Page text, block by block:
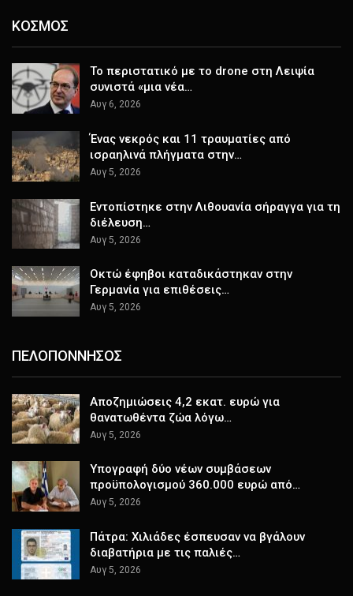
ΚΟΣΜΟΣ
Το περιστατικό με το drone στη Λειψία
συνιστά «μια νέα…
Αυγ 6, 2026
Ένας νεκρός και 11 τραυματίες από
ισραηλινά πλήγματα στην…
Αυγ 5, 2026
Εντοπίστηκε στην Λιθουανία σήραγγα για τη
διέλευση…
Αυγ 5, 2026
Οκτώ έφηβοι καταδικάστηκαν στην
Γερμανία για επιθέσεις…
Αυγ 5, 2026
ΠΕΛΟΠΟΝΝΗΣΟΣ
Αποζημιώσεις 4,2 εκατ. ευρώ για
θανατωθέντα ζώα λόγω…
Αυγ 5, 2026
Υπογραφή δύο νέων συμβάσεων
προϋπολογισμού 360.000 ευρώ από…
Αυγ 5, 2026
Πάτρα: Χιλιάδες έσπευσαν να βγάλουν
διαβατήρια με τις παλιές…
Αυγ 5, 2026